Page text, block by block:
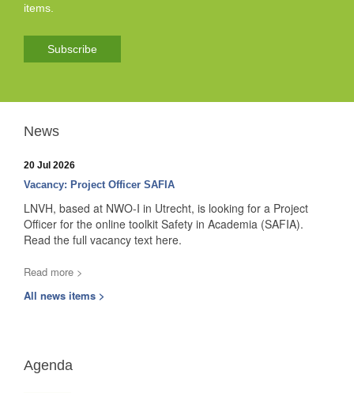
items.
Subscribe
News
20 Jul 2026
Vacancy: Project Officer SAFIA
LNVH, based at NWO-I in Utrecht, is looking for a Project
Officer for the online toolkit Safety in Academia (SAFIA).
Read the full vacancy text here.
Read more >
All news items >
Agenda